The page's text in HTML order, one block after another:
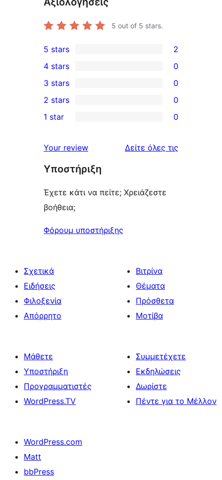
5 out of 5 stars.
2
5-
star
reviews
5 stars 2
4-
star
reviews
4 stars 0
0
3-
star
3 stars 0
2-
reviews
2 stars 0
star
reviews
1 star 0
Your review Δείτε όλες τις
Υποστήριξη
Έχετε κάτι να πείτε; Χρειάζεστε
βοήθεια;
Φόρουμ υποστήριξης
Σχετικά
Ειδήσεις
Φιλοξενία
Απόρρητο
Βιτρίνα
Θέματα
Πρόσθετα
Μοτίβα
Μάθετε
Υποστήριξη
Προγραμματιστές
WordPress.TV
Συμμετέχετε
Εκδηλώσεις
Δωρίστε
Πέντε για το Μέλλον
WordPress.com
Matt
bbPress